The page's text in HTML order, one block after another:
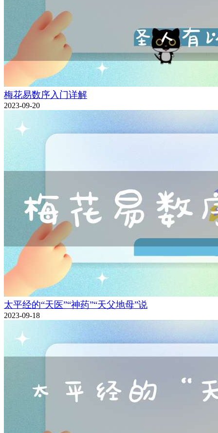
梅花易数序入门详解
2023-09-20
太平经的“天医”“神药”“天父地母”说
2023-09-18